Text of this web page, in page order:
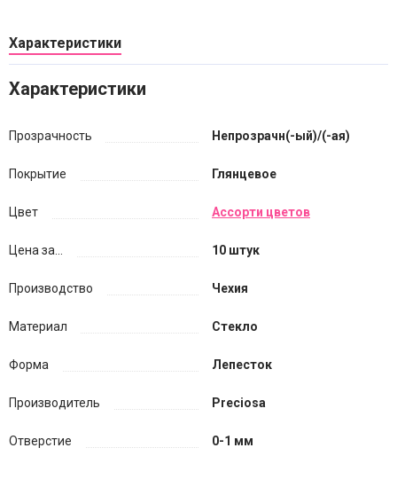
Характеристики
Характеристики
Прозрачность Непрозрачн(-ый)/(-ая)
Покрытие Глянцевое
Цвет Ассорти цветов
Цена за... 10 штук
Производство Чехия
Материал Стекло
Форма Лепесток
Производитель Preciosa
Отверстие 0-1 мм